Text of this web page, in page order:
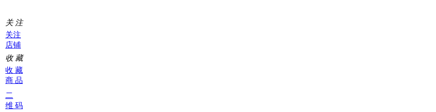
关 注
关注
店铺
收 藏
收 藏
商 品
二
维 码